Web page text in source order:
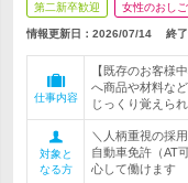
第二新卒歓迎 女性のおし
情報更新日：2026/07/14 終
仕事内容
【既存のお客様
へ商品や材料な
じっくり覚えられ
対象と
なる方
＼人柄重視の採
自動車免許（AT
心して働けます